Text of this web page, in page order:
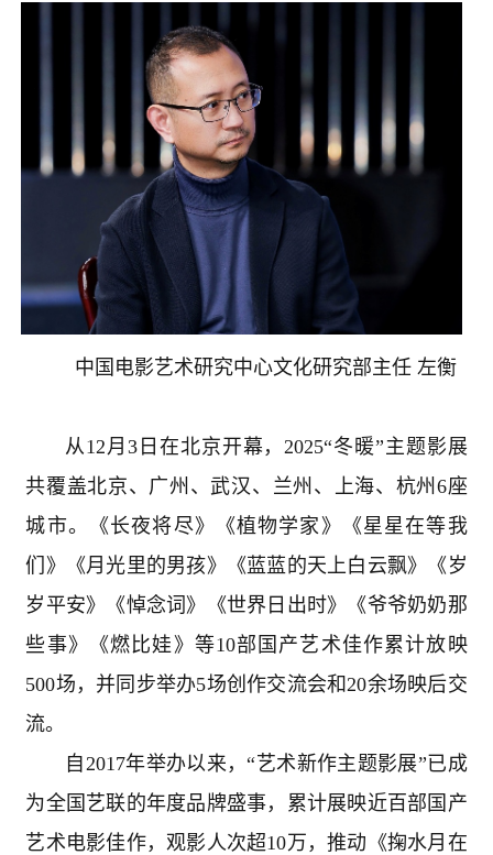
中国电影艺术研究中心文化研究部主任 左衡
从12 月3 日在北京开幕， 2025“冬暖”主题影展
共覆盖北京、广州、武汉、兰州、上海、杭州 6座
城市。《长夜将尽》《植物学家》《星星在等我
们》《月光里的男孩》《蓝蓝的天上白云飘》《岁
岁平安》《悼念词》《世界日出时》《爷爷奶奶那
些事》《燃比娃》等10部国产艺术佳作累计放映
500场，并同步举办5场创作交流会和 20余场映后交
流。
自 2017年举办以来，“艺术新作主题影展”已成
为全国艺联的年度品牌盛事，累计展映近百部国产
艺术电影佳作，观影人次超10万，推动《掬水月在